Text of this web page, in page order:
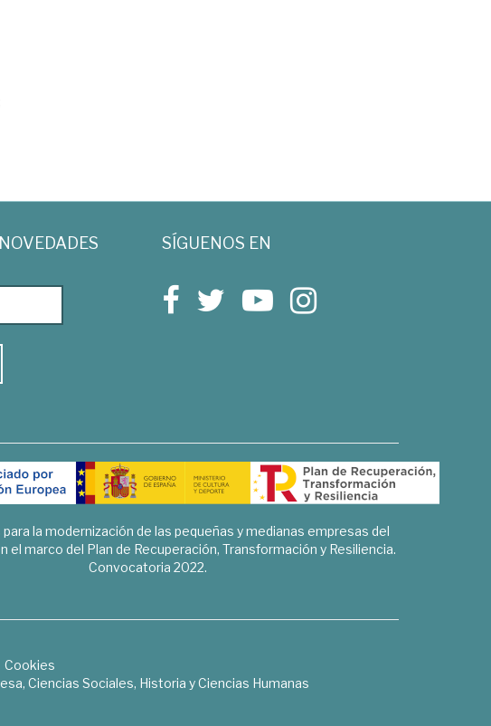
SÍGUENOS EN
para la modernización de las pequeñas y medianas empresas del
el marco del Plan de Recuperación, Transformación y Resiliencia.
Convocatoria 2022.
Cookies
Ciencias Sociales, Historia y Ciencias Humanas